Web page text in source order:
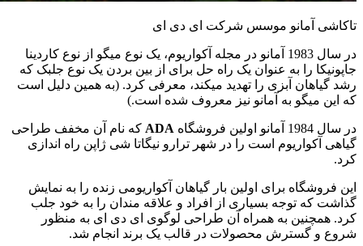
تاکاشی آمانو موسس شرکت ای دی ای
در سال 1983 آمانو در مجله آکواریوم، یک نوع میگو از نوع کاردینا
جاپونیکا را به عنوان یک راه حل برای از بین بردن یک نوع جلبک که
رشد گیاهان آبزی را تهدید میکند، معرفی کرد. (به همین دلیل است
که این میگو به آمانو نیز معروف شده است.)
در سال 1984 آمانو اولین فروشگاه
که نام آن مخفف طراحی
گیاهی آکواریوم است را در شهر ترارو نیگاتا شی ژاپن راه اندازی
کرد.
این فروشگاه برای اولین بار گیاهان آکواریومی زنده را به نمایش
گذاشت که توجه بسیاری از افراد و علاقه مندان را به خود جلب
کرد. همچنین به همراه آن طراحی لوگوی ای دی ای به منظور
شروع و گسترش محصولات در قالب یک برند انجام شد.